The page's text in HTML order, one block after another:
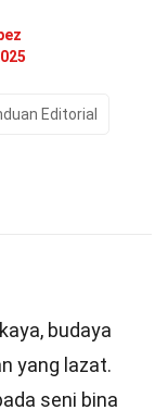
Editorial
budaya
yang lazat.
seni bina